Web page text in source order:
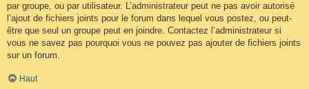
par groupe, ou par utilisateur. L’administrateur peut ne pas avoir autorisé
l’ajout de fichiers joints pour le forum dans lequel vous postez, ou peut-
être que seul un groupe peut en joindre. Contactez l’administrateur si
vous ne savez pas pourquoi vous ne pouvez pas ajouter de fichiers joints
sur un forum.
Haut